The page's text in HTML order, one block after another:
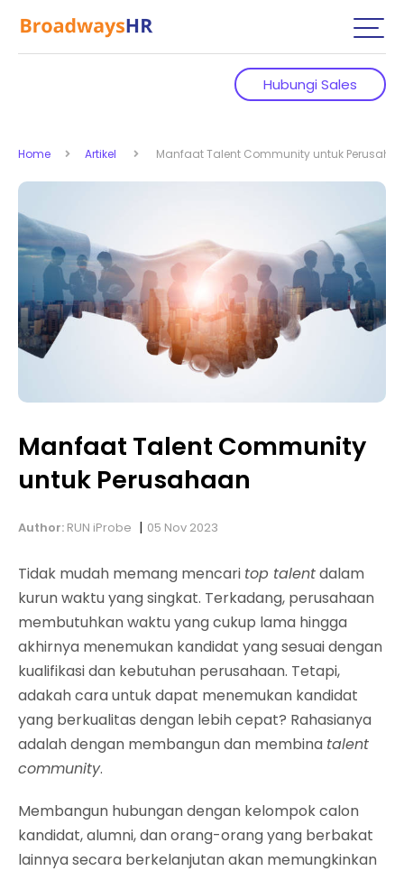
Hubungi Sales
Home Artikel Manfaat Talent Community untuk
Manfaat Talent Community
untuk Perusahaan
Author: RUN iProbe | 05 Nov 2023
Tidak mudah memang mencari top talentdalam
kurun waktu yang singkat. Terkadang, perusahaan
membutuhkan waktu yang cukup lama hingga
akhirnya menemukan kandidat yang sesuai dengan
kualifikasi dan kebutuhan perusahaan. Tetapi,
adakah cara untuk dapat menemukan kandidat
yang berkualitas dengan lebih cepat? Rahasianya
adalah dengan membangun dan membina talent
community.
Membangun hubungan dengan kelompok calon
kandidat, alumni, dan orang-orang yang berbakat
lainnya secara berkelanjutan akan memungkinkan